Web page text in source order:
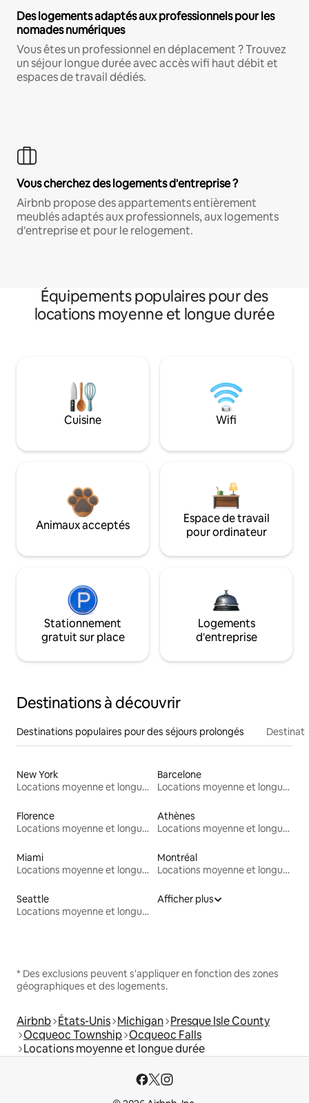
Des logements adaptés aux professionnels pour les
nomades numériques
Vous êtes un professionnel en déplacement ? Trouvez
un séjour longue durée avec accès wifi haut débit et
espaces de travail dédiés.
Vous cherchez des logements d'entreprise ?
Airbnb propose des appartements entièrement
meublés adaptés aux professionnels, aux logements
d'entreprise et pour le relogement.
Équipements populaires pour des
locations moyenne et longue durée
Cuisine Wifi
Animaux acceptés
Espace de travail
pour ordinateur
Stationnement
gratuit sur place
Logements
d'entreprise
Destinations à découvrir
Destinations populaires pour des séjours prolongés
New York
Locations moyenne et longue durée
Barcelone
Locations moyenne et longue durée
Florence
Locations moyenne et longue durée
Athènes
Locations moyenne et longue durée
Miami
Locations moyenne et longue durée
Montréal
Locations moyenne et longue durée
Seattle
Locations moyenne et longue durée
Afficher plus
* Des exclusions peuvent s'appliquer en fonction des zones
géographiques et des logements.
Airbnb États-Unis Michigan Presque Isle County
Ocqueoc Township Ocqueoc Falls
Locations moyenne et longue durée